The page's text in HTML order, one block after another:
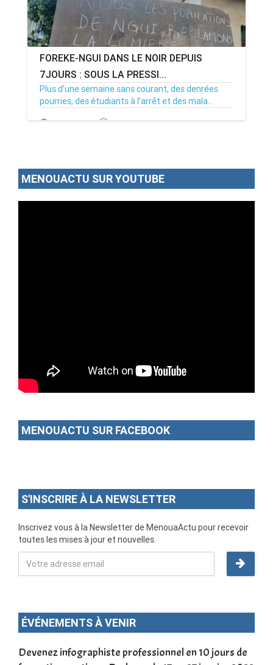
FOREKE-NGUI DANS LE NOIR DEPUIS
7JOURS : SOUS LA PRESSI...
Plus d’une semaine sans courant, des denrées
pourries, des étudiants à l’arrêt et des mala...
02/07/26 Par MenouActu 0
MENOUACTU SUR YOUTUBE
MENOUACTU SUR FACEBOOK
S'INSCRIRE À LA NEWSLETTER
Inscrivez vous à la Newsletter de MenouaActu pour recevoir
toutes les mises à jour et nouvelles.
ÉVÉNEMENTS À VENIR
Devenez infographiste professionnel en 10 jours de